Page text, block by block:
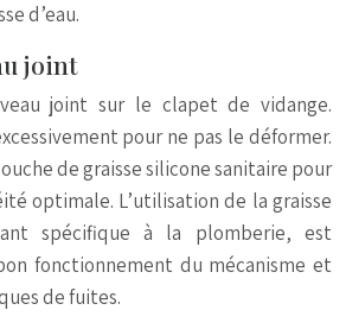
d’eau.
joint
joint sur le clapet de vidange.
pour ne pas le déformer.
de graisse silicone sanitaire pour
optimale. L’utilisation de la graisse
spécifique à la plomberie, est
fonctionnement du mécanisme et
de fuites.